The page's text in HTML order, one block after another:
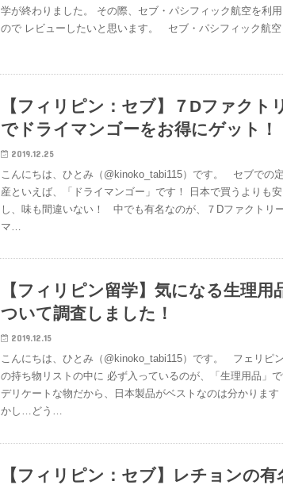
学が終わりました。 その際、セブ・パシフィック航空を利
ので レビューしたいと思います。 セブ・パシフィック航空
【フィリピン：セブ】７Dファクト
でドライマンゴーをお得にゲット！
2019.12.25
こんにちは、ひとみ（@kinoko_tabi115）です。 セブでの
産といえば、「ドライマンゴー」です！ 日本で買うよりも
し、味も間違いない！ 中でも有名なのが、７Dファクトリ
マ…
【フィリピン留学】気になる生理用
ついて調査しました！
2019.12.15
こんにちは、ひとみ（@kinoko_tabi115）です。 フェリピ
の持ち物リストの中に 必ず入っているのが、「生理用品」で
デリケートな物だから、日本製品がベストなのは分かります
かし…どう…
【フィリピン：セブ】レチョンの有